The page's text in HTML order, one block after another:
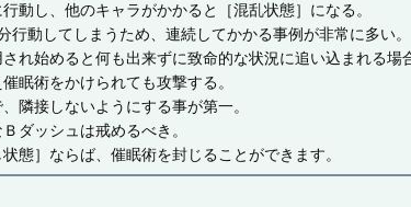
動し、他のキャラがかかると［混乱状態］になる。
行動してしまうため、連続してかかる事例が非常に多い。
れ始めると何も出来ずに致命的な状況に追い込まれる場
眠術をかけられても攻撃する。
隣接しないようにする事が第一。
ダッシュは戒めるべき。
態］ならば、催眠術を封じることができます。